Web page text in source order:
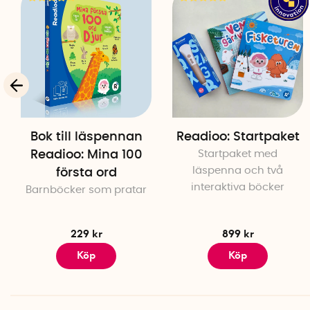
Bok till läspennan
Readioo: Mina 100
första ord
Barnböcker som pratar
229 kr
Köp
Readioo: Startpaket
Startpaket med
läspenna och två
interaktiva böcker
899 kr
Köp